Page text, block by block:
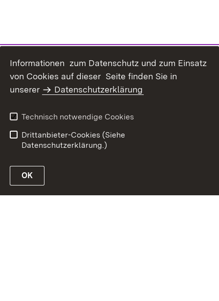
Informationen zum Datenschutz und zum Einsatz
von Cookies auf dieser Seite finden Sie in
unserer
Datenschutzerklärung
Technisch notwendige Cookies
Drittanbieter-Cookies (Siehe
Datenschutzerklärung.)
OK